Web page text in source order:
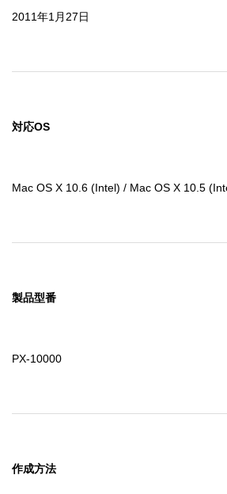
2011年1月27日
対応OS
Mac OS X 10.6 (Intel) / Mac OS X 10.5
製品型番
PX-10000
作成方法